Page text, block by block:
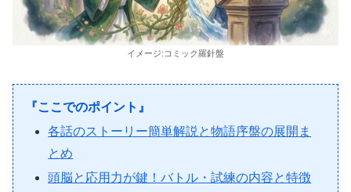
イメージ:コミック羅針盤
『ここでのポイント』
各話のストーリー簡単解説と物語序盤の展開ま
とめ
頭脳と応用力が鍵！バトル・試練の内容と特徴